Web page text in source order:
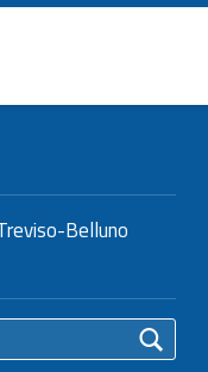
del Veneto
Belluno